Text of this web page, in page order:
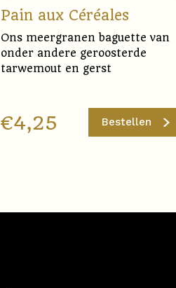
Pain aux Céréales
Ons meergranen baguette van
onder andere geroosterde
tarwemout en gerst
€4,25 Bestellen